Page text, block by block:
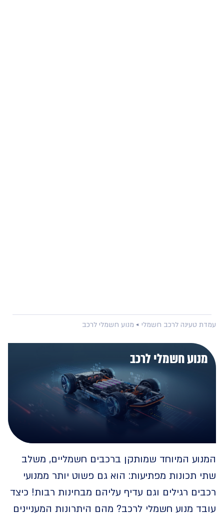
טעינה לרכב חשמלי » מנוע חשמלי לרכב
חשמלי לרכב
המיוחד שמותקן ברכבים חשמליים, משלב
תכונות מפתיעות: הוא גם פשוט יותר ממנועי
רגילים וגם עדיף עליהם מבחינות רבות! כיצד
מנוע חשמלי לרכב? מהם היתרונות המעניינים